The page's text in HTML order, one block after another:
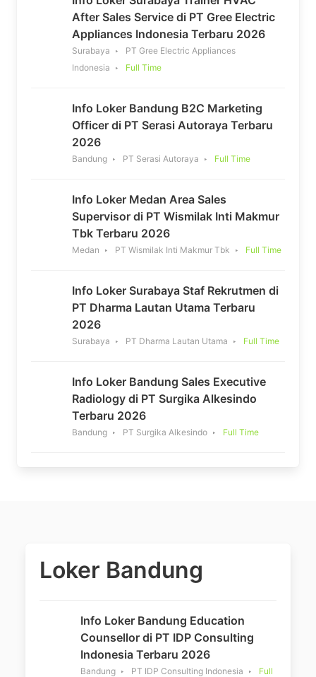
After Sales Service di PT Gree Electric
Appliances Indonesia Terbaru 2026
Surabaya
PT Gree Electric Appliances
Indonesia
Full Time
Info Loker Bandung B2C Marketing
Officer di PT Serasi Autoraya Terbaru
2026
Bandung PT Serasi Autoraya Full Time
Info Loker Medan Area Sales
Supervisor di PT Wismilak Inti Makmur
Tbk Terbaru 2026
Medan PT Wismilak Inti Makmur Tbk Full Time
Info Loker Surabaya Staf Rekrutmen di
PT Dharma Lautan Utama Terbaru
2026
Surabaya PT Dharma Lautan Utama Full Time
Info Loker Bandung Sales Executive
Radiology di PT Surgika Alkesindo
Terbaru 2026
Bandung PT Surgika Alkesindo Full Time
Loker Bandung
Info Loker Bandung Education
Counsellor di PT IDP Consulting
Indonesia Terbaru 2026
Bandung PT IDP Consulting Indonesia
Full